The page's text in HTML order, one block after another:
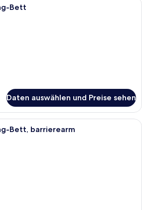
Bett
Daten auswählen und Preise sehen
Ein Schlafzimmer mit einem Bett,
Bett, barrierearm